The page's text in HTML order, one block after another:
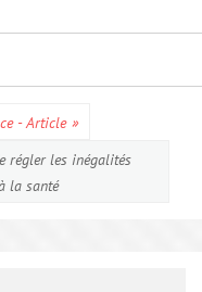
- Article »
régler les inégalités
la santé